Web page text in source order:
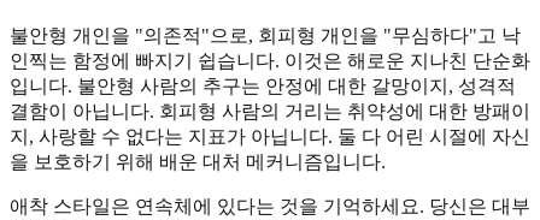
불안형 개인을 "의존적"으로, 회피형 개인을 "무심하다"고 낙
인찍는 함정에 빠지기 쉽습니다. 이것은 해로운 지나친 단순화
입니다. 불안형 사람의 추구는 안정에 대한 갈망이지, 성격적
결함이 아닙니다. 회피형 사람의 거리는 취약성에 대한 방패이
지, 사랑할 수 없다는 지표가 아닙니다. 둘 다 어린 시절에 자신
을 보호하기 위해 배운 대처 메커니즘입니다.
애착 스타일은 연속체에 있다는 것을 기억하세요. 당신은 대부